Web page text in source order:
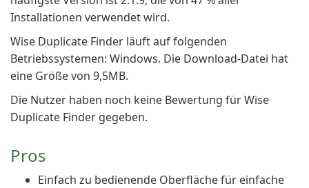
Installationen verwendet wird.
Wise Duplicate Finder läuft auf folgenden
Betriebssystemen: Windows. Die Download-Datei hat
eine Größe von 9,5MB.
Die Nutzer haben noch keine Bewertung für Wise
Duplicate Finder gegeben.
Pros
Einfach zu bedienende Oberfläche für einfache